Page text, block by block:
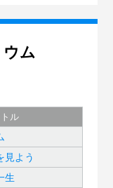
ム
ル
見よう
生